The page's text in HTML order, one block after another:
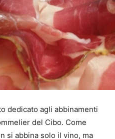
dedicato agli abbinamenti
del Cibo. Come
si abbina solo il vino, ma